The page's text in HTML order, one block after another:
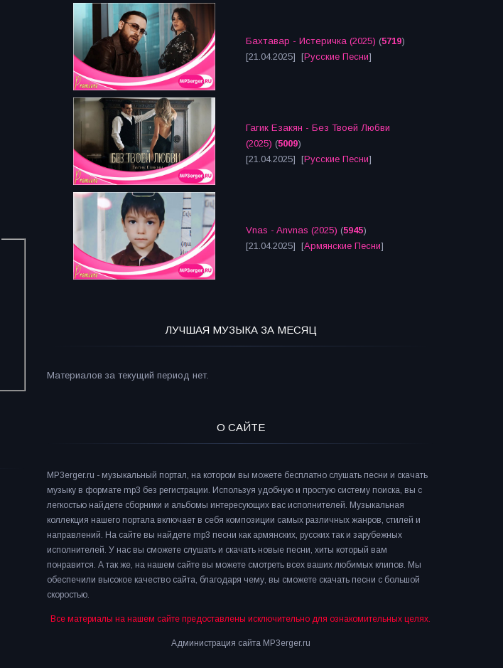
Бахтавар - Истеричка (2025) (5719)
[21.04.2025] [Русские Песни]
Гагик Езакян - Без Твоей Любви
(2025) (5009)
[21.04.2025] [Русские Песни]
Vnas - Anvnas (2025) (5945)
[21.04.2025] [Армянские Песни]
ЛУЧШАЯ МУЗЫКА ЗА МЕСЯЦ
Материалов за текущий период нет.
О САЙТЕ
MP3erger.ru - музыкальный портал, на котором вы можете бесплатно слушать песни и скачать
музыку в формате mp3 без регистрации. Используя удобную и простую систему поиска, вы с
легкостью найдете сборники и альбомы интересующих вас исполнителей. Музыкальная
коллекция нашего портала включает в себя композиции самых различных жанров, стилей и
направлений. На сайте вы найдете mp3 песни как армянских, русских так и зарубежных
исполнителей. У нас вы сможете слушать и скачать новые песни, хиты который вам
понравится. А так же, на нашем сайте вы можете смотреть всех ваших любимых клипов. Мы
обеспечили высокое качество сайта, благодаря чему, вы сможете скачать песни с большой
скоростью.
Все материалы на нашем сайте предоставлены исключительно для ознакомительных целях.
Администрация сайта MP3erger.ru